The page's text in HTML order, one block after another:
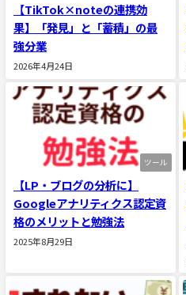
【TikTok×noteの連携効
果】「発見」と「蓄積」の最
強分業
2026年4月24日
ツール
【LP・ブログの分析に】
Googleアナリティクス認定資
格のメリットと勉強法
2025年8月29日